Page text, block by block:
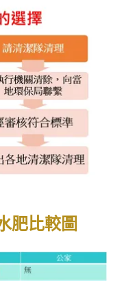
肥比較圖